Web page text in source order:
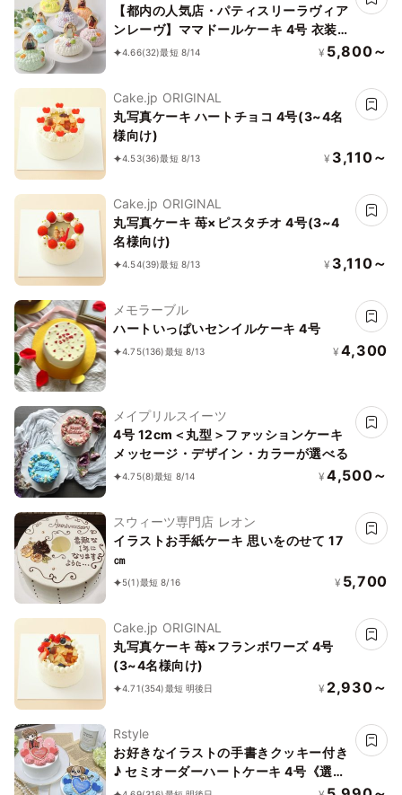
【都内の人気店・パティスリーラヴィア
ンレーヴ】ママドールケーキ 4号 衣装
に合わせて7色からお選びいただけます
4.66(32)最短 8/14 ¥ 5,800～
Cake.jp ORIGINAL
丸写真ケーキ ハートチョコ 4号(3~4名
様向け)
4.53(36)最短 8/13 ¥ 3,110～
Cake.jp ORIGINAL
丸写真ケーキ 苺×ピスタチオ 4号(3~4
名様向け)
4.54(39)最短 8/13 ¥ 3,110～
メモラーブル
ハートいっぱいセンイルケーキ 4号
4.75(136)最短 8/13 ¥ 4,300
メイプリルスイーツ
4号 12cm＜丸型＞ファッションケーキ
メッセージ・デザイン・カラーが選べる
4.75(8)最短 8/14 ¥ 4,500～
スウィーツ専門店 レオン
イラストお手紙ケーキ 思いをのせて 17
㎝
5(1)最短 8/16 ¥ 5,700
Cake.jp ORIGINAL
丸写真ケーキ 苺×フランボワーズ 4号
(3~4名様向け)
4.71(354)最短 明後日 ¥ 2,930～
Rstyle
お好きなイラストの手書きクッキー付き
♪ セミオーダーハートケーキ 4号《選べ
る9色｜センイルケーキ｜アイシングク